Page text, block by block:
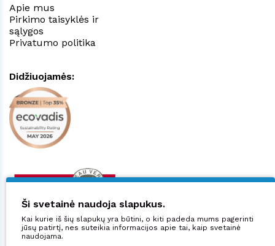
Apie mus
Pirkimo taisyklės ir
sąlygos
Privatumo politika
Didžiuojamės:
Ši svetainė naudoja slapukus.
Kai kurie iš šių slapukų yra būtini, o kiti padeda mums pagerinti
jūsų patirtį, nes suteikia informacijos apie tai, kaip svetainė
naudojama.